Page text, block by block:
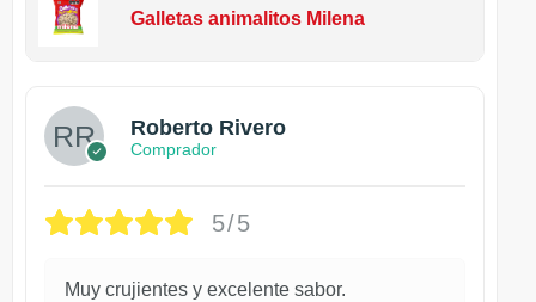
Galletas animalitos Milena
Roberto Rivero
Comprador
5/5
Muy crujientes y excelente sabor.